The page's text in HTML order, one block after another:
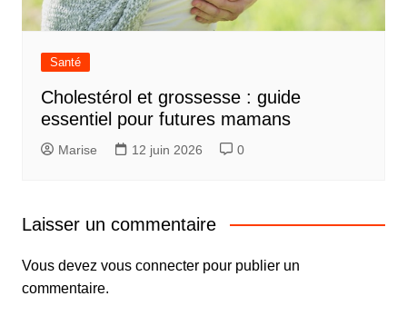
Santé
Cholestérol et grossesse : guide
essentiel pour futures mamans
Marise 12 juin 2026 0
Laisser un commentaire
Vous devez vous connecterpour publier un
commentaire.